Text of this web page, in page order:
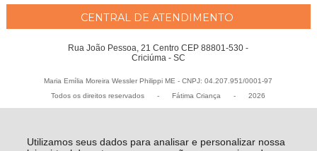
Utilizamos seus dados para analisar e personalizar nossa
CENTRAL DE ATENDIMENTO
Rua João Pessoa, 21 Centro CEP 88801-530 -
Criciúma - SC
Maria Emília Moreira Wessler Philippi ME - CNPJ: 04.207.951/0001-97
Todos os direitos reservados
- Fátima Criança - 2026